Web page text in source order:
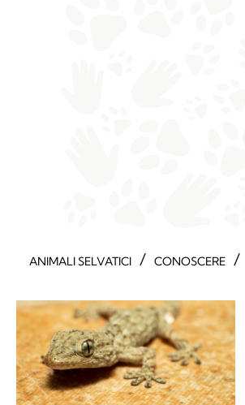
ANIMALI SELVATICI / CONOSCERE /